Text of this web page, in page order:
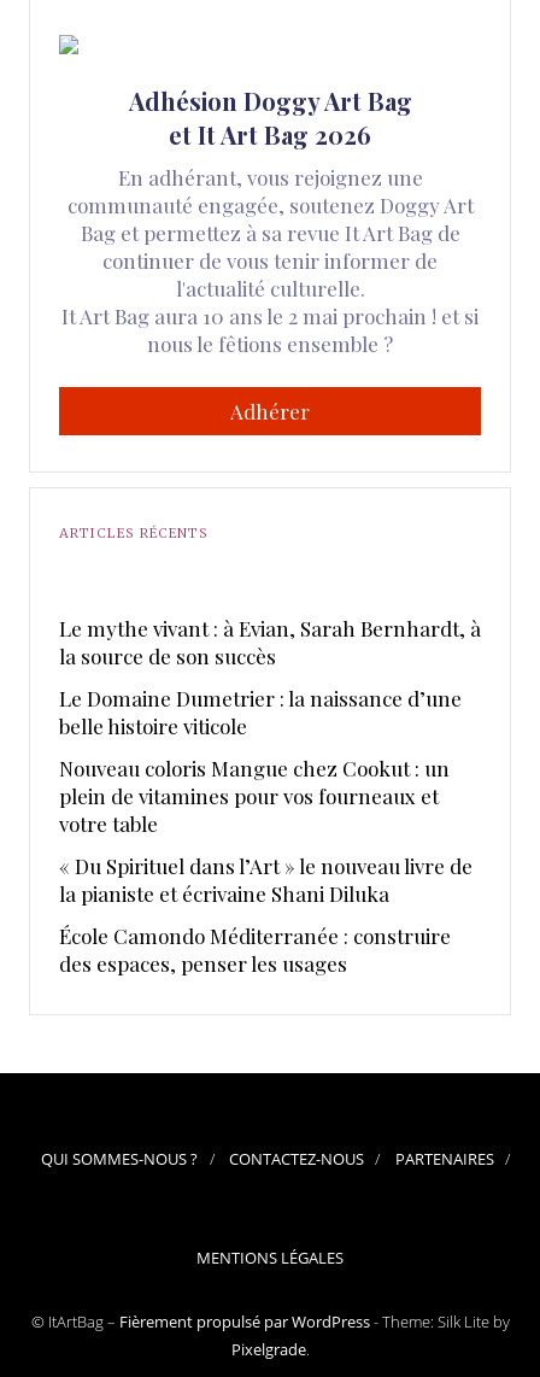
Adhésion Doggy Art Bag
et It Art Bag 2026
En adhérant, vous rejoignez une
communauté engagée, soutenez Doggy Art
Bag et permettez à sa revue It Art Bag de
continuer de vous tenir informer de
l'actualité culturelle.
It Art Bag aura 10 ans le 2 mai prochain ! et si
nous le fêtions ensemble ?
Adhérer
ARTICLES RÉCENTS
Le mythe vivant : à Evian, Sarah Bernhardt, à
la source de son succès
Le Domaine Dumetrier : la naissance d’une
belle histoire viticole
Nouveau coloris Mangue chez Cookut : un
plein de vitamines pour vos fourneaux et
votre table
« Du Spirituel dans l’Art » le nouveau livre de
la pianiste et écrivaine Shani Diluka
École Camondo Méditerranée : construire
des espaces, penser les usages
QUI SOMMES-NOUS ? CONTACTEZ-NOUS PARTENAIRES
MENTIONS LÉGALES
© ItArtBag – Fièrement propulsé par WordPress-Theme: Silk Lite by
Pixelgrade.